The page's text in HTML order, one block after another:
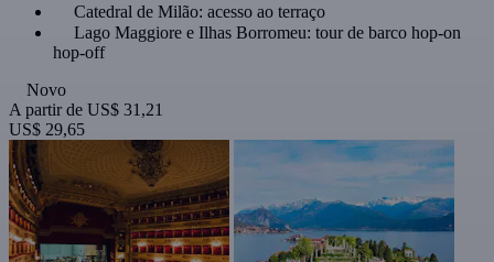
Catedral de Milão: acesso ao terraço
Lago Maggiore e Ilhas Borromeu: tour de barco hop-on
hop-off
Novo
A partir de US$ 31,21
US$ 29,65